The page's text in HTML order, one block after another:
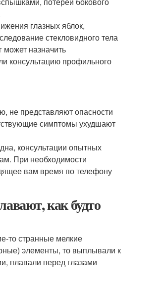
глазных яблок,
стекловидного тела
может назначить
консультацию профильного
не представляют опасности
симптомы ухудшают
консультации опытных
При необходимости
вам время по телефону
как будто
то странные мелкие
элементы, то выплывали к
плавали перед глазами